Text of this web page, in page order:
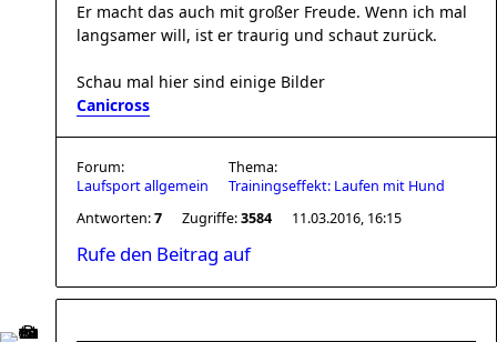
Er macht das auch mit großer Freude. Wenn ich mal
langsamer will, ist er traurig und schaut zurück.
Schau mal hier sind einige Bilder
Canicross
Forum:
Laufsport allgemein
Thema:
Trainingseffekt: Laufen mit Hund
Antworten:7 Zugriffe:3584 11.03.2016, 16:15
Rufe den Beitrag auf